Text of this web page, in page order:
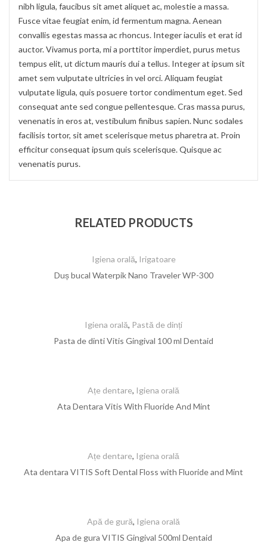
nibh ligula, faucibus sit amet aliquet ac, molestie a massa.
Fusce vitae feugiat enim, id fermentum magna. Aenean
convallis egestas massa ac rhoncus. Integer iaculis et erat id
auctor. Vivamus porta, mi a porttitor imperdiet, purus metus
tempus elit, ut dictum mauris dui a tellus. Integer at ipsum sit
amet sem vulputate ultricies in vel orci. Aliquam feugiat
vulputate ligula, quis posuere tortor condimentum eget. Sed
consequat ante sed congue pellentesque. Cras massa purus,
venenatis in eros at, vestibulum finibus sapien. Nunc sodales
facilisis tortor, sit amet scelerisque metus pharetra at. Proin
efficitur consequat ipsum quis scelerisque. Quisque ac
venenatis purus.
RELATED PRODUCTS
Igiena orală, Irigatoare
Duș bucal Waterpik Nano Traveler WP-300
Igiena orală, Pastă de dinți
Pasta de dinti Vitis Gingival 100 ml Dentaid
Ațe dentare, Igiena orală
Ata Dentara Vitis With Fluoride And Mint
Ațe dentare, Igiena orală
Ata dentara VITIS Soft Dental Floss with Fluoride and Mint
Apă de gură, Igiena orală
Apa de gura VITIS Gingival 500ml Dentaid